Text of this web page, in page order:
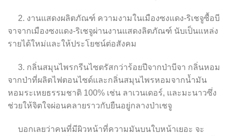
2. งานแสดงผลิตภัณฑ์ ความงามในเมืองซงแดง-ริเชจูซื้อบี
จาจากเมืองซงแดง-ริเชจูผ่านงานแสดงลิตภัณฑ์ นับเป็นแหล่ง
รายได้ใหม่และให้ประโยชน์ต่อสังคม
3. กลิ่นสมุนไพรกรีนไซตรัสกว่าร้อยปีจากป่าบีจา กลิ่นหอม
จากป่าที่ผลิตไฟตอนไซด์และกลิ่นสมุนไพรหอมจากน้ำมัน
หอมระเหยธรรมชาติ 100% เช่น ลาเวนเดอร์, และมะนาวซึ่ง
ช่วยให้จิตใจผ่อนคลายราวกับยืนอยู่กลางป่าเชจู
บอกเลยว่าคนที่มีผิวหน้าที่ความมันบนใบหน้าเยอะ จะ